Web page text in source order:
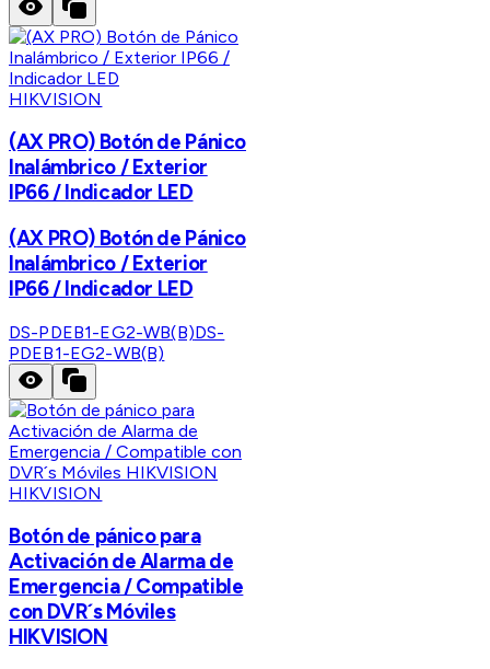
HIKVISION
(AX PRO) Botón de Pánico
Inalámbrico / Exterior
IP66 / Indicador LED
(AX PRO) Botón de Pánico
Inalámbrico / Exterior
IP66 / Indicador LED
DS-PDEB1-EG2-WB(B)DS-
PDEB1-EG2-WB(B)
HIKVISION
Botón de pánico para
Activación de Alarma de
Emergencia / Compatible
con DVR´s Móviles
HIKVISION